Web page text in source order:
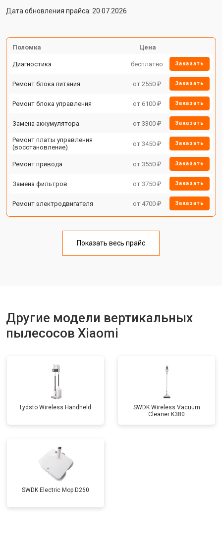
Дата обновления прайса: 20.07.2026
Поломка Цена
Диагностика бесплатно Заказать
Ремонт блока питания от 2550 ₽ Заказать
Ремонт блока управления от 6100 ₽ Заказать
Замена аккумулятора от 3300 ₽ Заказать
Ремонт платы управления
(восстановление)
от 3450 ₽ Заказать
Ремонт привода от 3550 ₽ Заказать
Замена фильтров от 3750 ₽ Заказать
Ремонт электродвигателя от 4700 ₽ Заказать
Показать весь прайс
Другие модели вертикальных
пылесосов Xiaomi
Lydsto Wireless Handheld
SWDK Wireless Vacuum
Cleaner K380
SWDK Electric Mop D260